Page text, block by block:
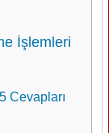
İşlemleri
Cevapları